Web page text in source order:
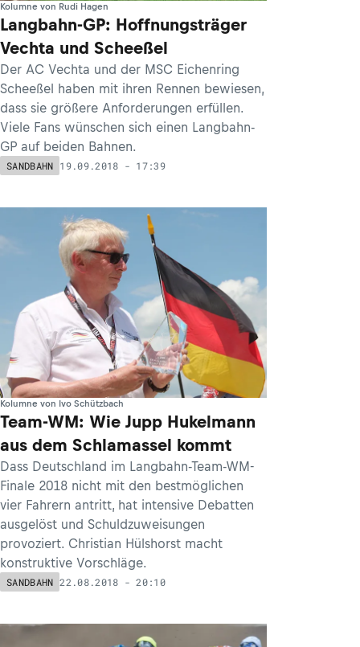
Kolumne von Rudi Hagen
Langbahn-GP: Hoffnungsträger
Vechta und Scheeßel
Der AC Vechta und der MSC Eichenring
Scheeßel haben mit ihren Rennen bewiesen,
dass sie größere Anforderungen erfüllen.
Viele Fans wünschen sich einen Langbahn-
GP auf beiden Bahnen.
SANDBAHN 19.09.2018 - 17:39
Kolumne von Ivo Schützbach
Team-WM: Wie Jupp Hukelmann
aus dem Schlamassel kommt
Dass Deutschland im Langbahn-Team-WM-
Finale 2018 nicht mit den bestmöglichen
vier Fahrern antritt, hat intensive Debatten
ausgelöst und Schuldzuweisungen
provoziert. Christian Hülshorst macht
konstruktive Vorschläge.
SANDBAHN 22.08.2018 - 20:10